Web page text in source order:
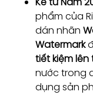
phẩm của
dán nhãn
Watermark
tiết kiệm lên
nước trong
dụng sản